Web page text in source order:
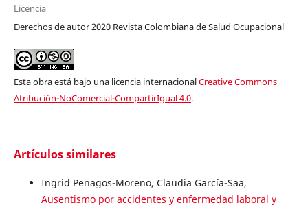
Licencia
Derechos de autor 2020 Revista Colombiana de Salud Ocupacional
Esta obra está bajo una licencia internacionalCreative Commons
Atribución-NoComercial-CompartirIgual 4.0.
Artículos similares
Ingrid Penagos-Moreno, Claudia García-Saa,
Ausentismo por accidentes y enfermedad laboral y